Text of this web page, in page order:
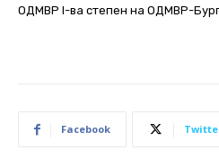
ОДМВР I-ва степен на ОДМВР-
Facebook